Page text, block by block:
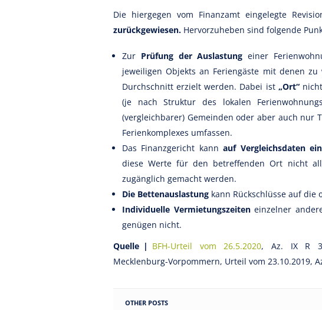
Die hiergegen vom Finanzamt eingelegte
zurückgewiesen. Hervorzuheben sind folgende
Zur Prüfung der Auslastung einer
jeweiligen Objekts an Feriengäste mit denen
Durchschnitt erzielt werden. Dabei ist „Ort“nicht
(je nach Struktur des lokalen
(vergleichbarer) Gemeinden oder aber auch nur
Ferienkomplexes umfassen.
Das Finanzgericht kannauf Vergleichsdaten
diese Werte für den betreffenden Ort nicht
zugänglich gemacht werden.
Die Bettenauslastung kann Rückschlüsse auf die
Individuelle Vermietungszeiteneinzelner
genügen nicht.
Quelle | BFH-Urteil vom 26.5.2020, Az. IX R
Mecklenburg-Vorpommern, Urteil vom 23.10.2019,
OTHER POSTS